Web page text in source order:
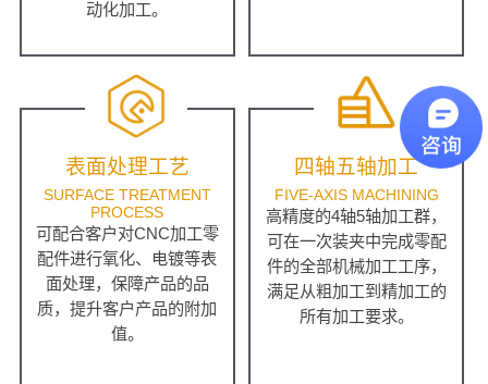
动化加工。
表面处理工艺
SURFACE TREATMENT
PROCESS
可配合客户对CNC加工零
配件进行氧化、电镀等表
面处理，保障产品的品
质，提升客户产品的附加
值。
四轴五轴加工
FIVE-AXIS MACHINING
高精度的4轴5轴加工群，
可在一次装夹中完成零配
件的全部机械加工工序，
满足从粗加工到精加工的
所有加工要求。